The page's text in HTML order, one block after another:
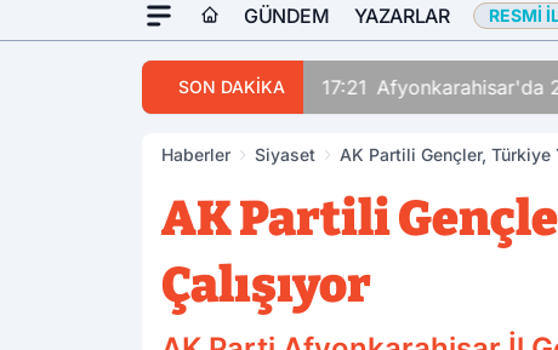
GÜNDEM YAZARLAR RESMI
SON DAKİKA 17:21 Afyonkarahisar'da
Haberler Siyaset AK Partili Gençler, Türkiye
AK Partili
Çalışıyor